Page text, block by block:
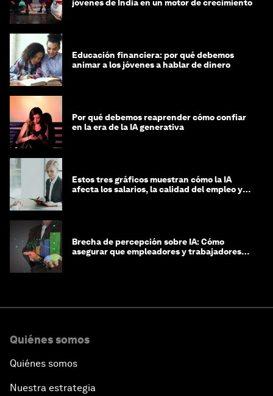
jóvenes de India en un motor de crecimiento
Educación financiera: por qué debemos
animar a los jóvenes a hablar de dinero
Por qué debemos reaprender cómo confiar
en la era de la IA generativa
Estos tres gráficos muestran cómo la IA
afecta los salarios, la calidad del empleo y
Brecha de percepción sobre IA: Cómo
asegurar que empleadores y trabajadores
Quiénes somos
Quiénes somos
Nuestra estrategia